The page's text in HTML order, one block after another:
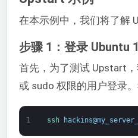
在本示例中，我们将了解
步骤 1：登录 Ubuntu
首先，为了测试 Upstart
或 sudo 权限的用户登录
1 ssh hackins@